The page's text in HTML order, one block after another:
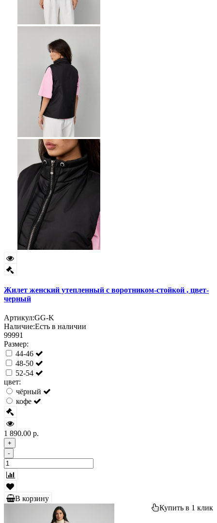
Жилет женский утепленный с воротником-стойкой , цвет-
черный
Артикул:GG-K
Наличие:Есть в наличии
99991
Размер:
44-46
48-50
52-54
цвет:
чёрный
кофе
1 890.00 р.
+
-
В корзину
Купить в 1 клик